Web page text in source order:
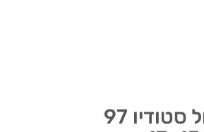
מעוניין לקבל מידע נוסף על מחול סטודיו 97